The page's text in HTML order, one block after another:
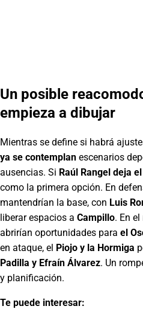
Un posible
empieza a dibujar
Mientras se define si habrá
ya se contemplan escenarios
ausencias. Si Raúl Rangel deja
como la primera opción. En
mantendrían la base, con Luis
liberar espacios a Campillo. En
abrirían oportunidades para el
en ataque, el Piojo y la Hormiga
Padilla y Efraín Álvarez. Un
y planificación.
Te puede interesar: